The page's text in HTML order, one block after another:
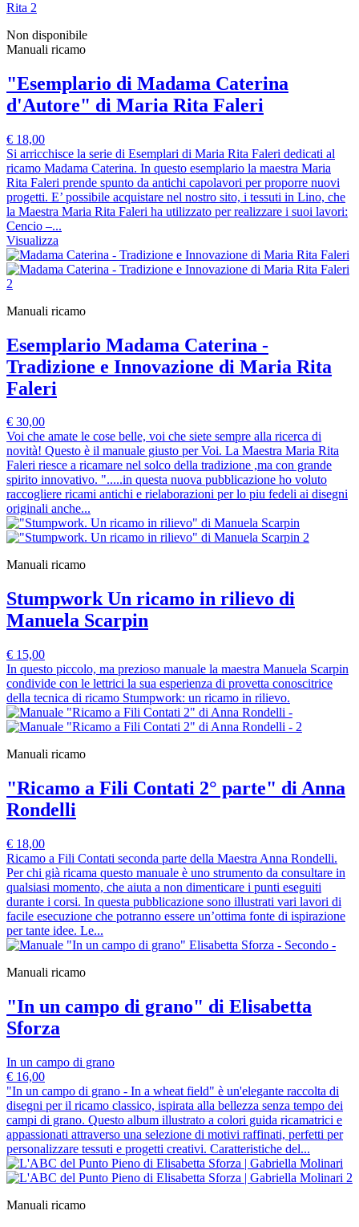
Non disponibile
Manuali ricamo
"Esemplario di Madama Caterina
d'Autore" di Maria Rita Faleri
€ 18,00
Si arricchisce la serie di Esemplari di Maria Rita Faleri dedicati al
ricamo Madama Caterina. In questo esemplario la maestra Maria
Rita Faleri prende spunto da antichi capolavori per proporre nuovi
progetti. E’ possibile acquistare nel nostro sito, i tessuti in Lino, che
la Maestra Maria Rita Faleri ha utilizzato per realizzare i suoi lavori:
Cencio –...
Visualizza
Manuali ricamo
Esemplario Madama Caterina -
Tradizione e Innovazione di Maria Rita
Faleri
€ 30,00
Voi che amate le cose belle, voi che siete sempre alla ricerca di
novità! Questo è il manuale giusto per Voi. La Maestra Maria Rita
Faleri riesce a ricamare nel solco della tradizione ,ma con grande
spirito innovativo. ".....in questa nuova pubblicazione ho voluto
raccogliere ricami antichi e rielaborazioni per lo piu fedeli ai disegni
originali anche...
Manuali ricamo
Stumpwork Un ricamo in rilievo di
Manuela Scarpin
€ 15,00
In questo piccolo, ma prezioso manuale la maestra Manuela Scarpin
condivide con le lettrici la sua esperienza di provetta conoscitrice
della tecnica di ricamo Stumpwork: un ricamo in rilievo.
Manuali ricamo
"Ricamo a Fili Contati 2° parte" di Anna
Rondelli
€ 18,00
Ricamo a Fili Contati seconda parte della Maestra Anna Rondelli.
Per chi già ricama questo manuale è uno strumento da consultare in
qualsiasi momento, che aiuta a non dimenticare i punti eseguiti
durante i corsi. In questa pubblicazione sono illustrati vari lavori di
facile esecuzione che potranno essere un’ottima fonte di ispirazione
per tante idee. Le...
Manuali ricamo
"In un campo di grano" di Elisabetta
Sforza
In un campo di grano
€ 16,00
"In un campo di grano - In a wheat field" è un'elegante raccolta di
disegni per il ricamo classico, ispirata alla bellezza senza tempo dei
campi di grano. Questo album illustrato a colori guida ricamatrici e
appassionati attraverso una selezione di motivi raffinati, perfetti per
personalizzare tessuti e progetti creativi. Caratteristiche del...
Manuali ricamo